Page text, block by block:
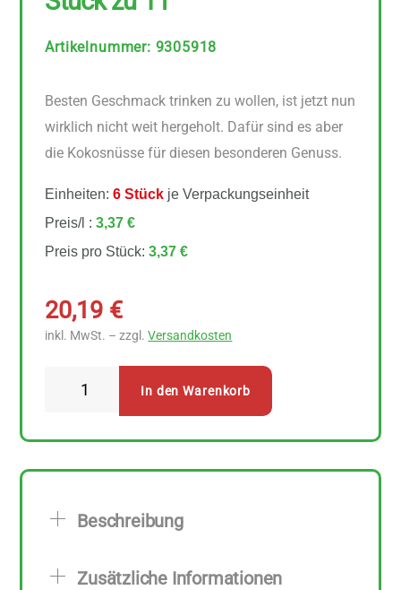
Artikelnummer: 9305918
Besten Geschmack trinken zu wollen, ist jetzt nun
wirklich nicht weit hergeholt. Dafür sind es aber
die Kokosnüsse für diesen besonderen Genuss.
Einheiten:6 Stück je Verpackungseinheit
Preis/l :3,37 €
Preis pro Stück:3,37 €
20,19 €
inkl. MwSt. – zzgl.Versandkosten
Stück
In den Warenkorb
Beschreibung
Zusätzliche Informationen